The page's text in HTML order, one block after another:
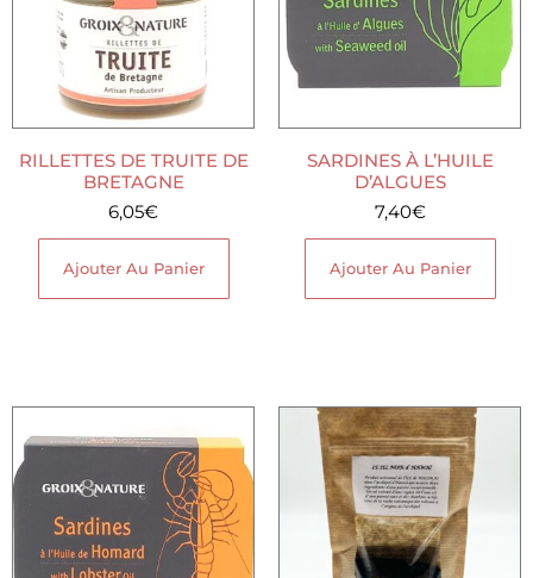
RILLETTES DE TRUITE DE
BRETAGNE
6,05€
Ajouter Au Panier
SARDINES À L’HUILE
D’ALGUES
7,40€
Ajouter Au Panier